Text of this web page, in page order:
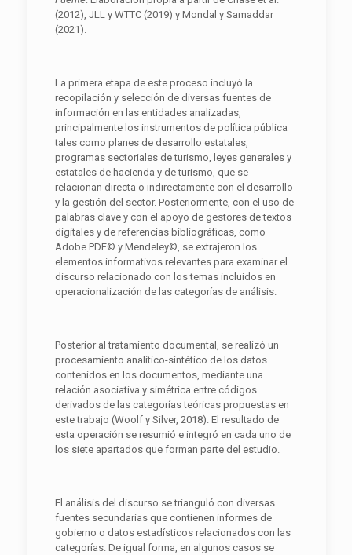
(2012), JLL y WTTC (2019) y Mondal y Samaddar
(2021).
La primera etapa de este proceso incluyó la
recopilación y selección de diversas fuentes de
información en las entidades analizadas,
principalmente los instrumentos de política pública
tales como planes de desarrollo estatales,
programas sectoriales de turismo, leyes generales y
estatales de hacienda y de turismo, que se
relacionan directa o indirectamente con el desarrollo
y la gestión del sector. Posteriormente, con el uso de
palabras clave y con el apoyo de gestores de textos
digitales y de referencias bibliográficas, como
Adobe PDF© y Mendeley©, se extrajeron los
elementos informativos relevantes para examinar el
discurso relacionado con los temas incluidos en
operacionalización de las categorías de análisis.
Posterior al tratamiento documental, se realizó un
procesamiento analítico-sintético de los datos
contenidos en los documentos, mediante una
relación asociativa y simétrica entre códigos
derivados de las categorías teóricas propuestas en
este trabajo (Woolf y Silver, 2018). El resultado de
esta operación se resumió e integró en cada uno de
los siete apartados que forman parte del estudio.
El análisis del discurso se trianguló con diversas
fuentes secundarias que contienen informes de
gobierno o datos estadísticos relacionados con las
categorías. De igual forma, en algunos casos se